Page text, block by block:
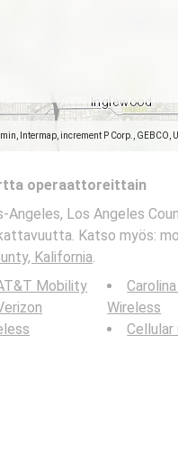
Intermap, increment P Corp., GEBCO,
operaattoreittain
Los Angeles
Katso myös:
Kalifornia.
Mobility
Wireless
Cellular